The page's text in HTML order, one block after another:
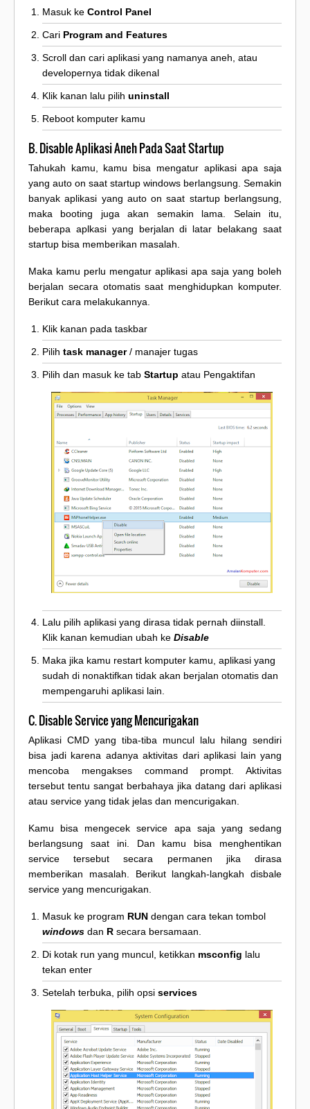
Masuk ke Control Panel
Cari Program and Features
Scroll dan cari aplikasi yang namanya aneh, atau
developernya tidak dikenal
Klik kanan lalu pilih uninstall
Reboot komputer kamu
B. Disable Aplikasi Aneh Pada Saat Startup
Tahukah kamu, kamu bisa mengatur aplikasi apa saja
yang auto on saat startup windows berlangsung. Semakin
banyak aplikasi yang auto on saat startup berlangsung,
maka booting juga akan semakin lama. Selain itu,
beberapa aplkasi yang berjalan di latar belakang saat
startup bisa memberikan masalah.
Maka kamu perlu mengatur aplikasi apa saja yang boleh
berjalan secara otomatis saat menghidupkan komputer.
Berikut cara melakukannya.
Klik kanan pada taskbar
Pilih task manager/ manajer tugas
Pilih dan masuk ke tab Startup atau Pengaktifan
Lalu pilih aplikasi yang dirasa tidak pernah diinstall.
Klik kanan kemudian ubah ke Disable
Maka jika kamu restart komputer kamu, aplikasi yang
sudah di nonaktifkan tidak akan berjalan otomatis dan
mempengaruhi aplikasi lain.
C. Disable Service yang Mencurigakan
Aplikasi CMD yang tiba-tiba muncul lalu hilang sendiri
bisa jadi karena adanya aktivitas dari aplikasi lain yang
mencoba mengakses command prompt. Aktivitas
tersebut tentu sangat berbahaya jika datang dari aplikasi
atau service yang tidak jelas dan mencurigakan.
Kamu bisa mengecek service apa saja yang sedang
berlangsung saat ini. Dan kamu bisa menghentikan
service tersebut secara permanen jika dirasa
memberikan masalah. Berikut langkah-langkah disbale
service yang mencurigakan.
Masuk ke program RUN dengan cara tekan tombol
windows dan R secara bersamaan.
Di kotak run yang muncul, ketikkan msconfig lalu
tekan enter
Setelah terbuka, pilih opsi services